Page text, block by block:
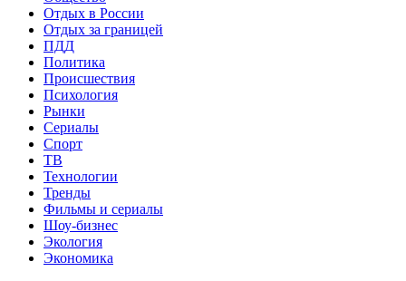
Отдых в России
Отдых за границей
ПДД
Политика
Происшествия
Психология
Рынки
Сериалы
Спорт
ТВ
Технологии
Тренды
Фильмы и сериалы
Шоу-бизнес
Экология
Экономика